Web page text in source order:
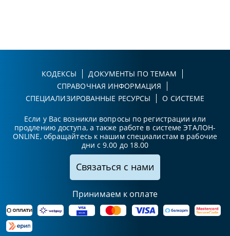
КОДЕКСЫ
ДОКУМЕНТЫ ПО ТЕМАМ
СПРАВОЧНАЯ ИНФОРМАЦИЯ
СПЕЦИАЛИЗИРОВАННЫЕ РЕСУРСЫ
О СИСТЕМЕ
Если у Вас возникли вопросы по регистрации или
продлению доступа, а также работе в системе ЭТАЛОН-
ONLINE, обращайтесь к нашим специалистам в рабочие
дни с 9.00 до 18.00
Связаться с нами
Принимаем к оплате